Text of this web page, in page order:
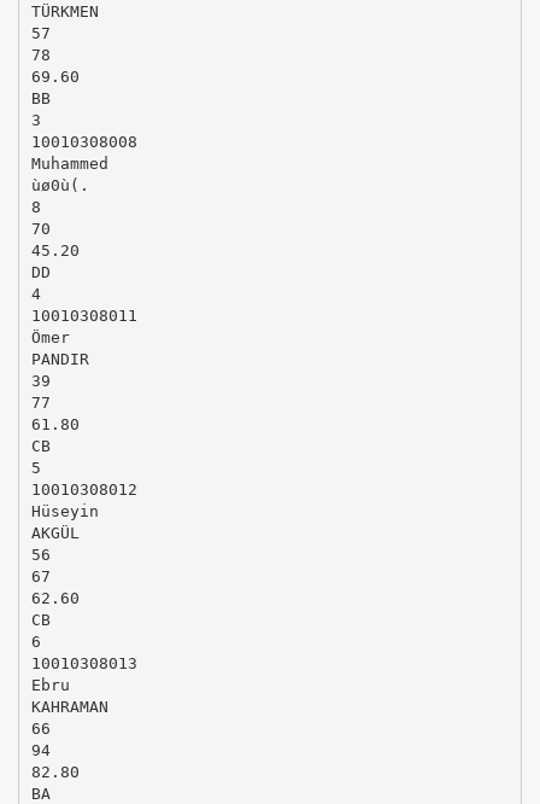
TÜRKMEN
57
78
69.60
BB
3
10010308008
Muhammed
ùø0ù(.
8
70
45.20
DD
4
10010308011
Ömer
PANDIR
39
77
61.80
CB
5
10010308012
Hüseyin
AKGÜL
56
67
62.60
CB
6
10010308013
Ebru
KAHRAMAN
66
94
82.80
BA